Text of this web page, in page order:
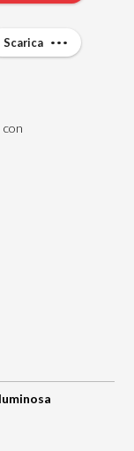
Scarica